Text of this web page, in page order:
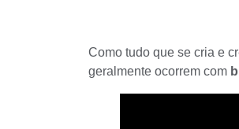
Como tudo que se cria e
geralmente ocorrem com